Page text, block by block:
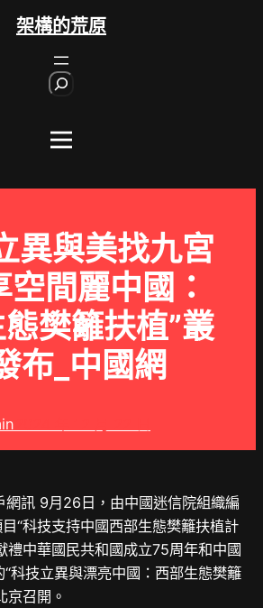
架構的荒原
異與美找九宮
間麗中國：
樊籬扶植”叢
布_中國網
網訊 9月26日，由中國迷信院組織編
“科技支持中國西部生態樊籬扶植計
禮中華國民共和國成立75周年和中國
科技立異與漂亮中國：西部生態樊籬
京召開。